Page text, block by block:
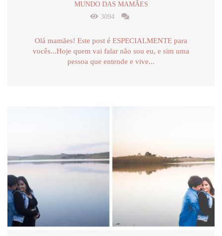
MUNDO DAS MAMÃES
3094
Olá mamães! Este post é ESPECIALMENTE para
vocês...Hoje quem vai falar não sou eu, e sim uma
pessoa que entende e vive...